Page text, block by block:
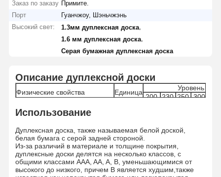
Заказ по заказу Примите.
Порт
Гуанчжоу, Шэньчжэнь
Высокий свет:
1.3мм дуплексная доска
1.6 мм дуплексная доска
Серая бумажная дуплексная доска
Описание дуплексной доски
Физические свойства Единица
Уровень веса
200 230 250 300
Уровень веса
CD Разница граммов
г
г
г
Диапазон влажности
%
6.5
6.5
Толщина
мм
22.7-
24
26-
27.5
29-
30.5
Разница в толщине
мм 1 1 1.2
Использование
Дуплексная доска, также называемая белой доской,
белая бумага с серой задней стороной.
Из-за различий в материале и толщине покрытия,
дуплексные доски делятся на несколько классов, с
общими классами AAA, AA, A, B, уменьшающимися от
высокого до низкого, причем B является худшим,также